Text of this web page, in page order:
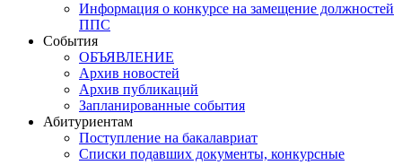
Информация о конкурсе на замещение должностей
ППС
События
ОБЪЯВЛЕНИЕ
Архив новостей
Архив публикаций
Запланированные события
Абитуриентам
Поступление на бакалавриат
Списки подавших документы, конкурсные